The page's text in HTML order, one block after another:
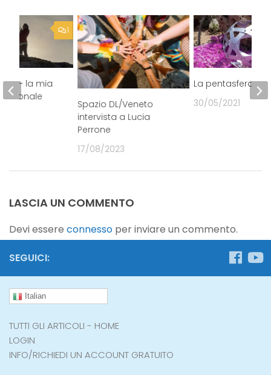
Spazio DL/Veneto
intervista a Lucia
Perrone
17/08/2023
La pentasfera
30/05/2021
1
– la mia
LASCIA UN COMMENTO
Devi essere connesso per inviare un commento.
SEGUICI:
Italian
TUTTI GLI ARTICOLI - HOME
LOGIN
INFO/RICHIEDI UN ACCOUNT GRATUITO